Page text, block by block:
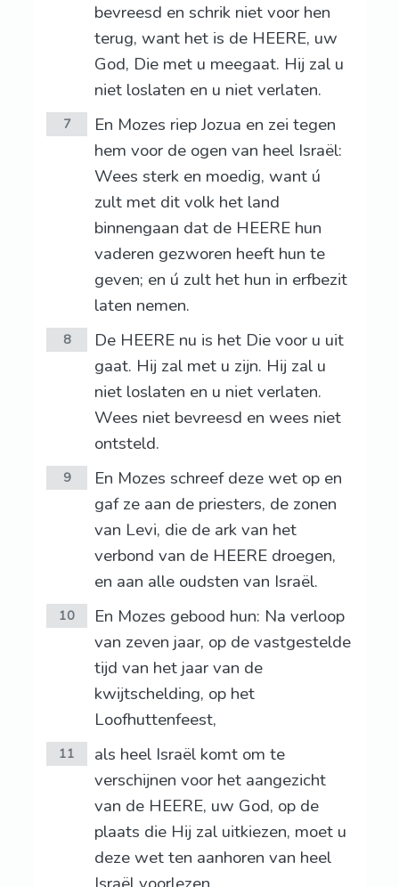
bevreesd en schrik niet voor hen
terug, want het is de HEERE, uw
God, Die met u meegaat. Hij zal u
niet loslaten en u niet verlaten.
7
En Mozes riep Jozua en zei tegen
hem voor de ogen van heel Israël:
Wees sterk en moedig, want ú
zult met dit volk het land
binnengaan dat de HEERE hun
vaderen gezworen heeft hun te
geven; en ú zult het hun in erfbezit
laten nemen.
8
De HEERE nu is het Die voor u uit
gaat. Hij zal met u zijn. Hij zal u
niet loslaten en u niet verlaten.
Wees niet bevreesd en wees niet
ontsteld.
9
En Mozes schreef deze wet op en
gaf ze aan de priesters, de zonen
van Levi, die de ark van het
verbond van de HEERE droegen,
en aan alle oudsten van Israël.
10
En Mozes gebood hun: Na verloop
van zeven jaar, op de vastgestelde
tijd van het jaar van de
kwijtschelding, op het
Loofhuttenfeest,
11
als heel Israël komt om te
verschijnen voor het aangezicht
van de HEERE, uw God, op de
plaats die Hij zal uitkiezen, moet u
deze wet ten aanhoren van heel